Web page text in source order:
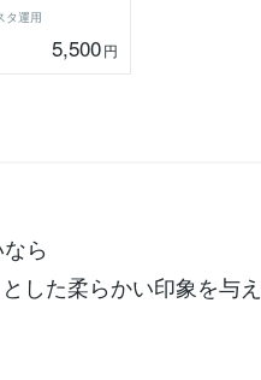
タ運用
5,500円
ら
した柔らかい印象を与